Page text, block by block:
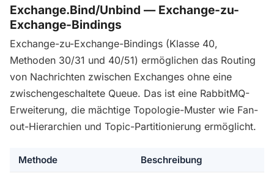
Exchange.Bind/Unbind — Exchange-zu-
Exchange-Bindings
Exchange-zu-Exchange-Bindings (Klasse 40,
Methoden 30/31 und 40/51) ermöglichen das Routing
von Nachrichten zwischen Exchanges ohne eine
zwischengeschaltete Queue. Das ist eine RabbitMQ-
Erweiterung, die mächtige Topologie-Muster wie Fan-
out-Hierarchien und Topic-Partitionierung ermöglicht.
Methode Beschreibung